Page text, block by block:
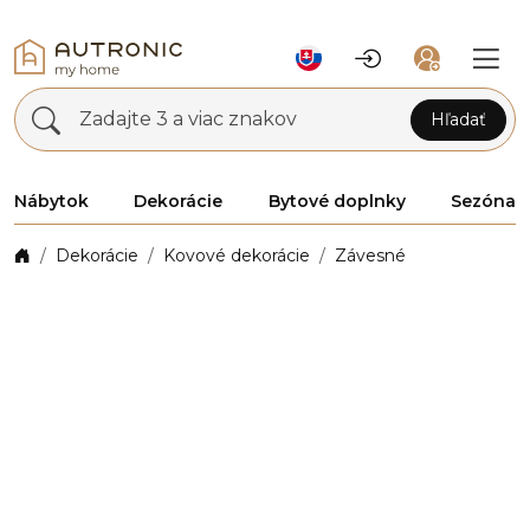
Zadajte 3 a viac znakov Hľadať
Nábytok Dekorácie Bytové doplnky Sezóna
Dekorácie Kovové dekorácie Závesné